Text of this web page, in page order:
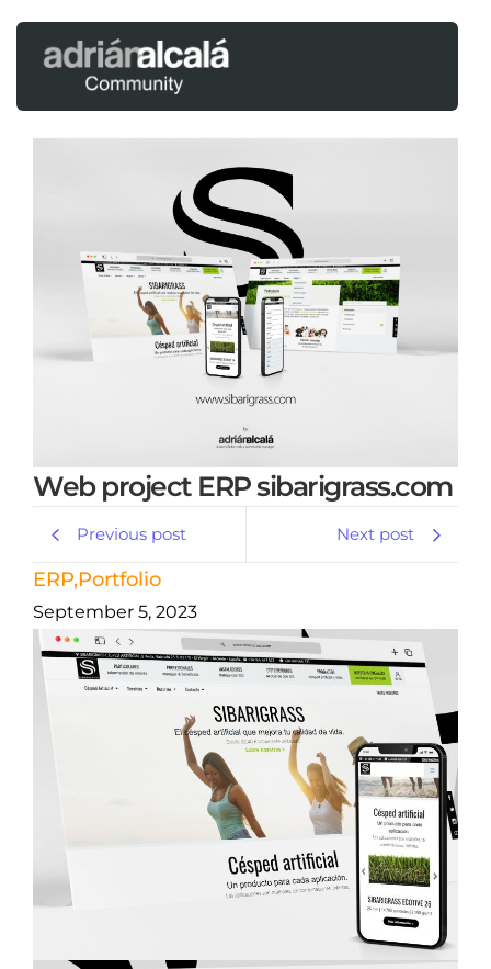
Web project ERP sibarigrass.com
Previous post Next post
ERP,Portfolio
September 5, 2023